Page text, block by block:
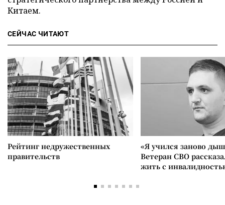
Китаем.
СЕЙЧАС ЧИТАЮТ
Рейтинг недружественных
правительств
«Я учился заново
Ветеран СВО
жить с